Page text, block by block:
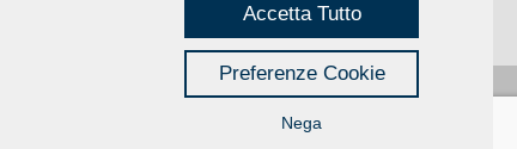
Accetta Tutto
Preferenze Cookie
Nega